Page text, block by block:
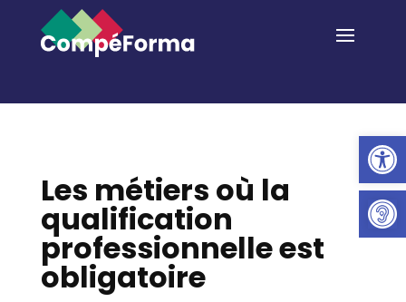
Ouvrir
Les métiers où la
qualification
professionnelle est
obligatoire